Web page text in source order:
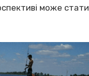
може стати